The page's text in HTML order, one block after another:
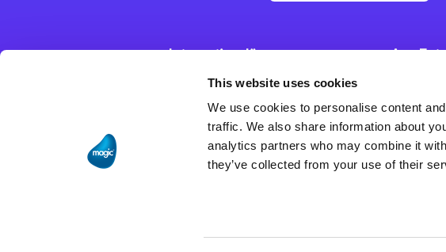
This website uses cookies
We use cookies to personalise content
traffic. We also share information about
analytics partners who may combine it
they’ve collected from your use of their
Integrationslösungen
Magic xpi
Integrationsplattform
App
Magic